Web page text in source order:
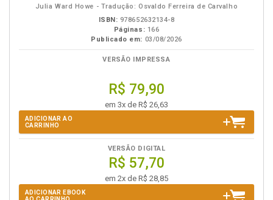
Julia Ward Howe - Tradução: Osvaldo Ferreira de Carvalho
ISBN: 978652632134-8
Páginas: 166
Publicado em: 03/08/2026
VERSÃO IMPRESSA
R$ 79,90
em 3x de R$ 26,63
ADICIONAR AO
CARRINHO
VERSÃO DIGITAL
R$ 57,70
em 2x de R$ 28,85
ADICIONAR EBOOK